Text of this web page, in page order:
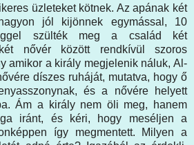
üzleteket kötnek. Az apának két
jól kijönnek egymással, 10
szülték meg a család két
nővér között rendkívül szoros
amikor a király megjelenik náluk, Al-
díszes ruháját, mutatva, hogy ő
és a nővére helyett
Ám a király nem öli meg, hanem
iránt, és kéri, hogy meséljen a
így megmentett. Milyen a